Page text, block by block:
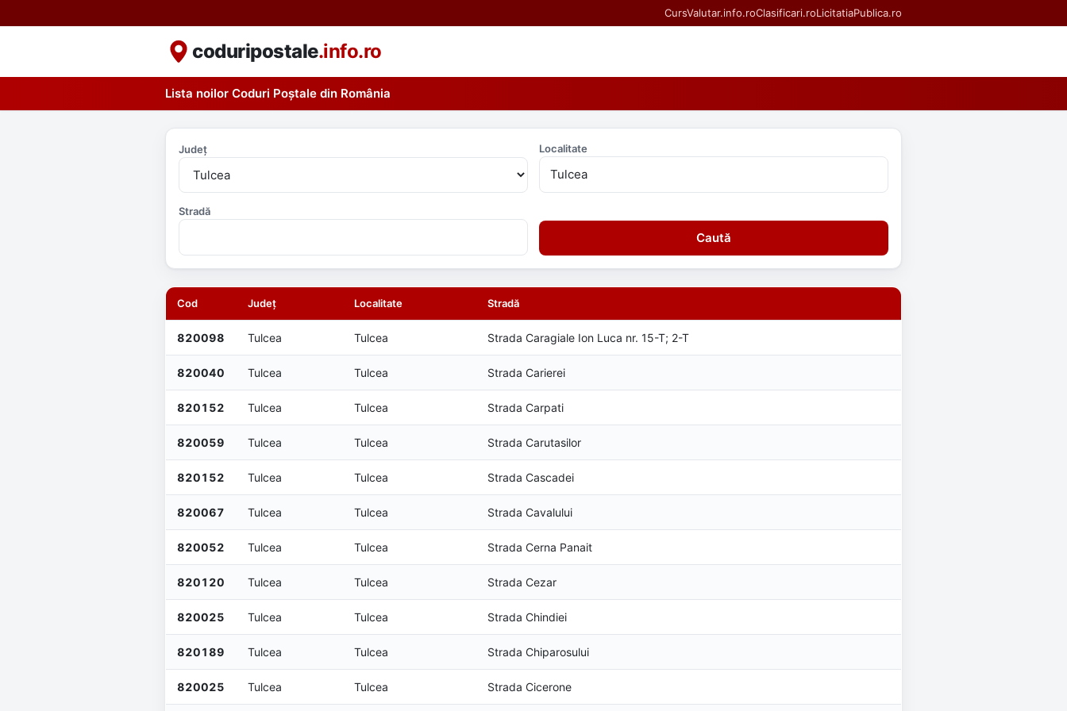
CursValutar.info.roClasificari.roLicitatiaPublica.ro
coduripostale.info.ro
Lista noilor Coduri Poștale din România
Județ Localitate
Stradă
Caută
Cod Județ Localitate Stradă
820098 Tulcea Tulcea Strada Caragiale Ion Luca nr. 15-T; 2-T
820040 Tulcea Tulcea Strada Carierei
820152 Tulcea Tulcea Strada Carpati
820059 Tulcea Tulcea Strada Carutasilor
820152 Tulcea Tulcea Strada Cascadei
820067 Tulcea Tulcea Strada Cavalului
820052 Tulcea Tulcea Strada Cerna Panait
820120 Tulcea Tulcea Strada Cezar
820025 Tulcea Tulcea Strada Chindiei
820189 Tulcea Tulcea Strada Chiparosului
820025 Tulcea Tulcea Strada Cicerone